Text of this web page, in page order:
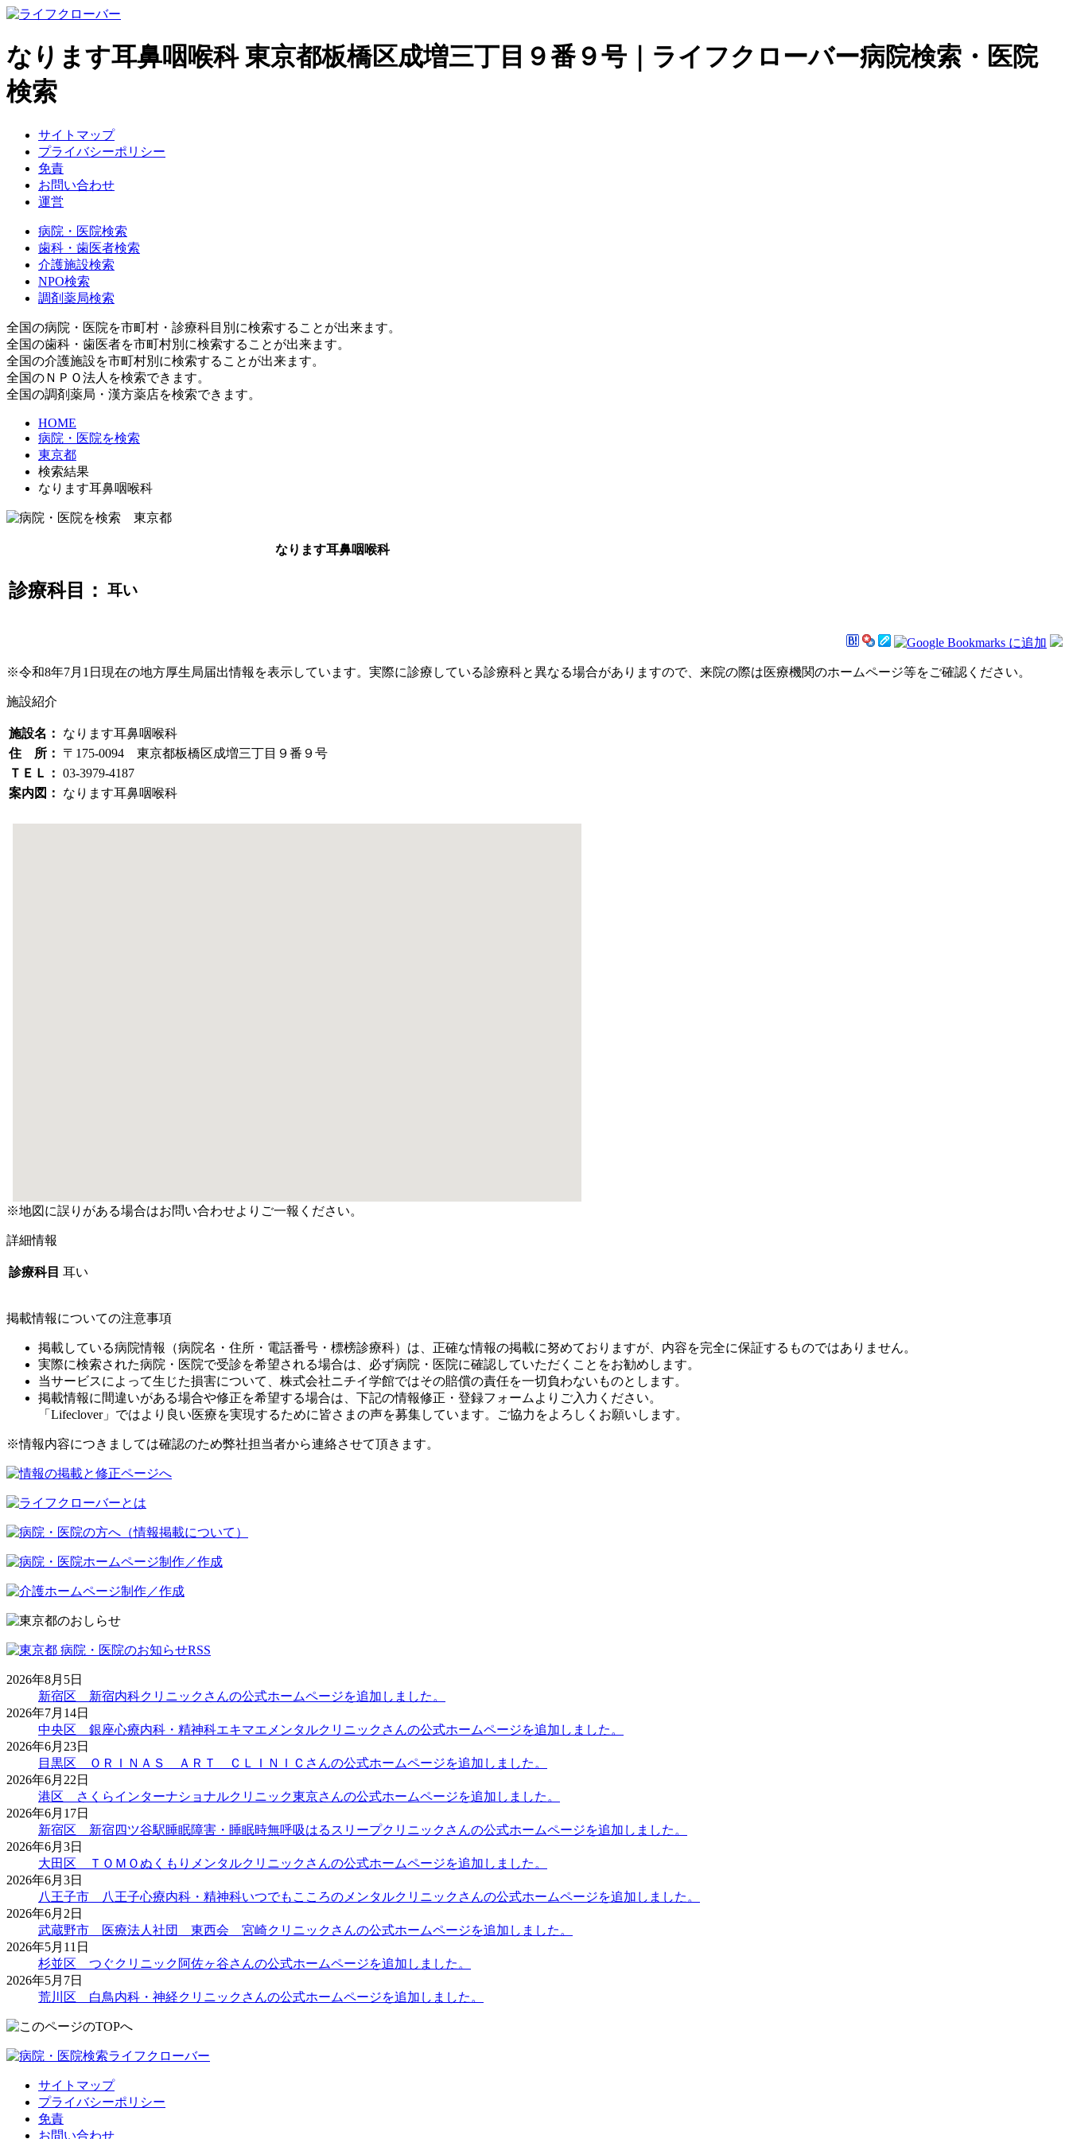
なります耳鼻咽喉科 東京都板橋区成増三丁目９番９号｜ライフクローバー病院検索・医院
検索
サイトマップ
プライバシーポリシー
免責
お問い合わせ
運営
病院・医院検索
歯科・歯医者検索
介護施設検索
NPO検索
調剤薬局検索
全国の病院・医院を市町村・診療科目別に検索することが出来ます。
全国の歯科・歯医者を市町村別に検索することが出来ます。
全国の介護施設を市町村別に検索することが出来ます。
全国のＮＰＯ法人を検索できます。
全国の調剤薬局・漢方薬店を検索できます。
HOME
病院・医院を検索
東京都
検索結果
なります耳鼻咽喉科
なります耳鼻咽喉科
診療科目： 耳い
※令和8年7月1日現在の地方厚生局届出情報を表示しています。実際に診療している診療科と異なる場合がありますので、来院の際は医療機関のホームページ等をご確認ください。
施設紹介
施設名：
なります耳鼻咽喉科
住 所：
〒175-0094 東京都板橋区成増三丁目９番９号
ＴＥＬ： 03-3979-4187
案内図：
なります耳鼻咽喉科
※地図に誤りがある場合はお問い合わせよりご一報ください。
詳細情報
診療科目 耳い
掲載情報についての注意事項
掲載している病院情報（病院名・住所・電話番号・標榜診療科）は、正確な情報の掲載に努めておりますが、内容を完全に保証するものではありません。
実際に検索された病院・医院で受診を希望される場合は、必ず病院・医院に確認していただくことをお勧めします。
当サービスによって生じた損害について、株式会社ニチイ学館ではその賠償の責任を一切負わないものとします。
掲載情報に間違いがある場合や修正を希望する場合は、下記の情報修正・登録フォームよりご入力ください。
「Lifeclover」ではより良い医療を実現するために皆さまの声を募集しています。ご協力をよろしくお願いします。
※情報内容につきましては確認のため弊社担当者から連絡させて頂きます。
2026年8月5日
新宿区 新宿内科クリニックさんの公式ホームページを追加しました。
2026年7月14日
中央区 銀座心療内科・精神科エキマエメンタルクリニックさんの公式ホームページを追加しました。
2026年6月23日
目黒区 ＯＲＩＮＡＳ ＡＲＴ ＣＬＩＮＩＣさんの公式ホームページを追加しました。
2026年6月22日
港区 さくらインターナショナルクリニック東京さんの公式ホームページを追加しました。
2026年6月17日
新宿区 新宿四ツ谷駅睡眠障害・睡眠時無呼吸はるスリープクリニックさんの公式ホームページを追加しました。
2026年6月3日
大田区 ＴＯＭＯぬくもりメンタルクリニックさんの公式ホームページを追加しました。
2026年6月3日
八王子市 八王子心療内科・精神科いつでもこころのメンタルクリニックさんの公式ホームページを追加しました。
2026年6月2日
武蔵野市 医療法人社団 東西会 宮崎クリニックさんの公式ホームページを追加しました。
2026年5月11日
杉並区 つぐクリニック阿佐ヶ谷さんの公式ホームページを追加しました。
2026年5月7日
荒川区 白鳥内科・神経クリニックさんの公式ホームページを追加しました。
サイトマップ
プライバシーポリシー
免責
お問い合わせ